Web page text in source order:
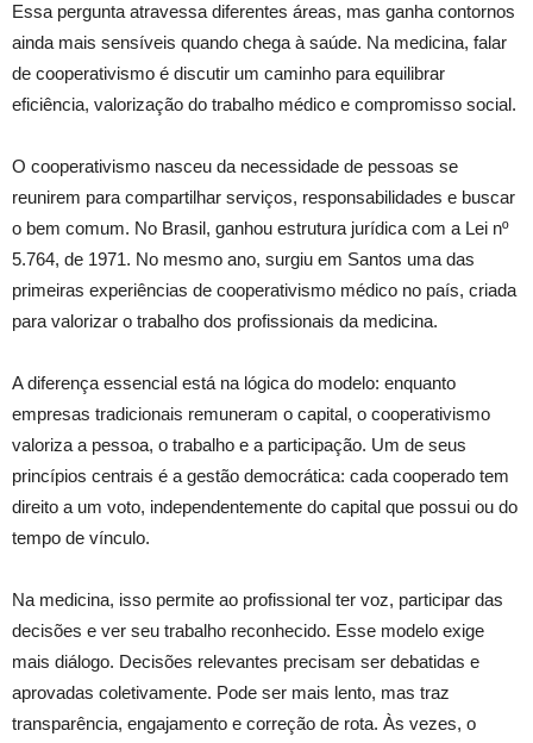
Essa pergunta atravessa diferentes áreas, mas ganha contornos
ainda mais sensíveis quando chega à saúde. Na medicina, falar
de cooperativismo é discutir um caminho para equilibrar
eficiência, valorização do trabalho médico e compromisso social.
O cooperativismo nasceu da necessidade de pessoas se
reunirem para compartilhar serviços, responsabilidades e buscar
o bem comum. No Brasil, ganhou estrutura jurídica com a Lei nº
5.764, de 1971. No mesmo ano, surgiu em Santos uma das
primeiras experiências de cooperativismo médico no país, criada
para valorizar o trabalho dos profissionais da medicina.
A diferença essencial está na lógica do modelo: enquanto
empresas tradicionais remuneram o capital, o cooperativismo
valoriza a pessoa, o trabalho e a participação. Um de seus
princípios centrais é a gestão democrática: cada cooperado tem
direito a um voto, independentemente do capital que possui ou do
tempo de vínculo.
Na medicina, isso permite ao profissional ter voz, participar das
decisões e ver seu trabalho reconhecido. Esse modelo exige
mais diálogo. Decisões relevantes precisam ser debatidas e
aprovadas coletivamente. Pode ser mais lento, mas traz
transparência, engajamento e correção de rota. Às vezes, o